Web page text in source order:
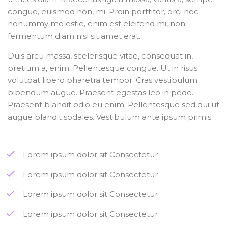
congue, euismod non, mi. Proin porttitor, orci nec
nonummy molestie, enim est eleifend mi, non
fermentum diam nisl sit amet erat.
Duis arcu massa, scelerisque vitae, consequat in,
pretium a, enim. Pellentesque congue. Ut in risus
volutpat libero pharetra tempor. Cras vestibulum
bibendum augue. Praesent egestas leo in pede.
Praesent blandit odio eu enim. Pellentesque sed dui ut
augue blandit sodales. Vestibulum ante ipsum primis
Lorem ipsum dolor sit Consectetur
Lorem ipsum dolor sit Consectetur
Lorem ipsum dolor sit Consectetur
Lorem ipsum dolor sit Consectetur